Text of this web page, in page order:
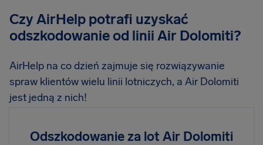
Czy AirHelp potrafi uzyskać
odszkodowanie od linii Air Dolomiti?
AirHelp na co dzień zajmuje się rozwiązywanie
spraw klientów wielu linii lotniczych, a Air Dolomiti
jest jedną z nich!
Odszkodowanie za lot Air Dolomiti